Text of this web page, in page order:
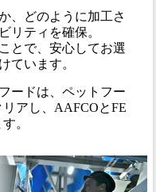
、どのように加工さ
リティを確保。
とで、安心してお選
ています。
ードは、ペットフー
アし、AAFCOとFE
。